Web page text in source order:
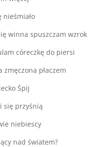
nieśmiało
winna spuszczam wzrok
córeczkę do piersi
zmęczona płaczem
Śpij
się przyśnią
niebiescy
nad światem?